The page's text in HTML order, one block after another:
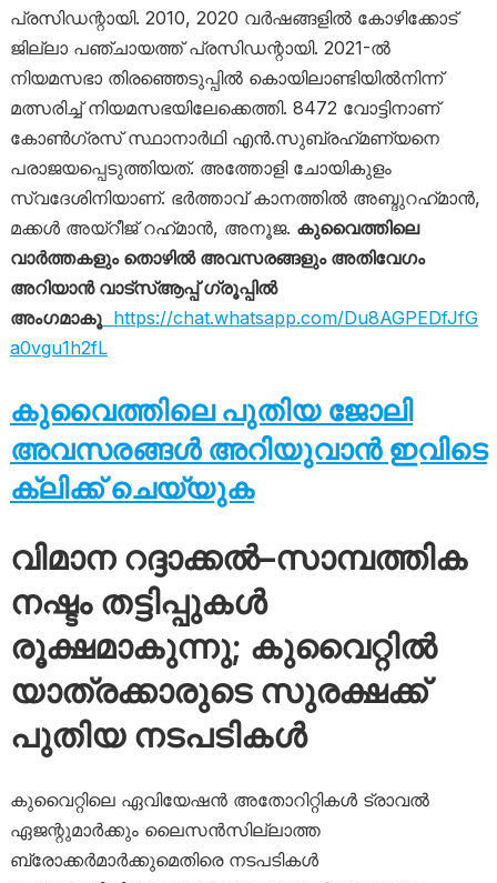
പ്രസിഡന്റായി. 2010, 2020 വർഷങ്ങളിൽ കോഴിക്കോട്
ജില്ലാ പഞ്ചായത്ത് പ്രസിഡന്റായി. 2021-ൽ
നിയമസഭാ തിരഞ്ഞെടുപ്പിൽ കൊയിലാണ്ടിയിൽനിന്ന്
മത്സരിച്ച് നിയമസഭയിലേക്കെത്തി. 8472 വോട്ടിനാണ്
കോൺഗ്രസ് സ്ഥാനാർഥി എൻ.സുബ്രഹ്‌മണ്യനെ
പരാജയപ്പെടുത്തിയത്. അത്തോളി ചോയികുളം
സ്വദേശിനിയാണ്. ഭർത്താവ് കാനത്തിൽ അബ്ദുറഹ്‌മാൻ,
മക്കൾ അയ്റീജ് റഹ്‌മാൻ, അനൂജ. കുവൈത്തിലെ
വാർത്തകളും തൊഴിൽ അവസരങ്ങളും അതിവേഗം
അറിയാൻ വാട്സ്ആപ്പ് ഗ്രൂപ്പിൽ
അംഗമാകൂhttps://chat.whatsapp.com/Du8AGPEDfJfG
a0vgu1h2fL
കുവൈത്തിലെ പുതിയ ജോലി
അവസരങ്ങൾ അറിയുവാൻ ഇവിടെ
ക്ലിക്ക് ചെയ്യുക
വിമാന റദ്ദാക്കൽ–സാമ്പത്തിക
നഷ്ടം തട്ടിപ്പുകൾ
രൂക്ഷമാകുന്നു; കുവൈറ്റിൽ
യാത്രക്കാരുടെ സുരക്ഷക്ക്
പുതിയ നടപടികൾ
കുവൈറ്റിലെ ഏവിയേഷൻ അതോറിറ്റികൾ ട്രാവൽ
ഏജന്റുമാർക്കും ലൈസൻസില്ലാത്ത
ബ്രോക്കർമാർക്കുമെതിരെ നടപടികൾ